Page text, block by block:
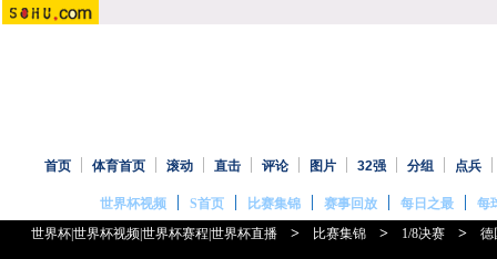
首页 体育首页 滚动 直击 评论 图片 32强 分组 点兵
世界杯视频 S首页 比赛集锦 赛事回放 每日之最
每
世界杯|世界杯视频|世界杯赛程|世界杯直播
> 比赛集锦 > 1/8决赛 > 德